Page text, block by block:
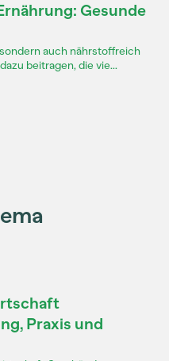
Gesunde
auch nährstoffreich
beitragen, die vie...
Praxis und